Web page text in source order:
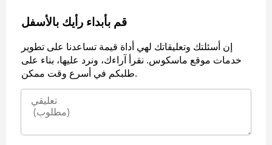
قم بأبداء رأيك بالأسفل
إن أسئلتك وتعليقاتك لهي أداة قيمة تساعدنا على تطوير
خدمات موقع ماسكوس. نقرأ آراءك، ونرد عليها، بناء على
طلبكم في أسرع وقت ممكن.